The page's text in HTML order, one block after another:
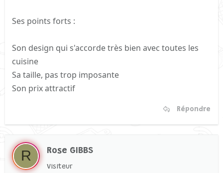
Ses points forts :
Son design qui s'accorde très bien avec toutes les
cuisine
Sa taille, pas trop imposante
Son prix attractif
Répondre
R Rose GIBBS
Visiteur